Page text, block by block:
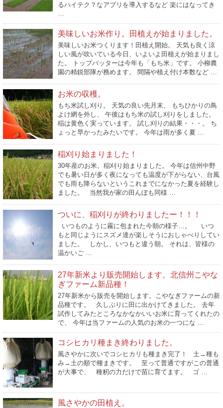
るハイテク？なアプリを導入するなど 楽にはなってき
美味しいお米作り。田植えが始まりました。
美味しいお米つくります！田植え開始。 天気も良く涼
しい風が吹いている今日、いよいよ田植えが始まりまし
た。 トップバッターは今年も「もち米」です。 小柳農
園の精鋭部隊が務めます。 間隔や植え付け本数など …
お米の収穫。
もち米試し刈り。 天気の良い先月末、 もちひかりの鳥
よけ網を外し、 午後はもち米の試し刈りをしました。
稲は黄色く実っています。 試し刈りの結果・・・。 ち
ょっと早かったみたいです。 今年は雨が多く夏 …
稲刈り始まりました！
30年産のお米。稲刈り始まりました。 今年は信州中野
でも暑い日が多く夜になっても温度が下がらない、台風
でも雨も降らないというこれまでになかった夏を経験し
ました。 当然我が家の田んぼも同様 …
ついに、稲刈りが終わりましたー！！！
いつものように霧に包まれた今朝の様子…。 いつ
もと同じようにスズメ達が楽しそうにおしゃべりしてい
ました。 しかし、いつもと違う朝。 それは、皆様の
温かいご …
27年新米より販売開始します。北信州こやな
ぎファーム新品種！
27年新米から販売を開始します。こやなぎファームの新
品種です。 久しぶりに田に出かけてきました。 去年
試作してみたところなかなかいいお米に育ってくれたの
で、 今年は当ファームの人気のお米の一つにな …
コシヒカリ種まき終わりました。
風さやかに次いでコシヒカリも種まき完了！ 土→種も
み→土の順で種まきです。 至って普通ですがこの普通
が大事で、 種籾の力だけで苗に育てます。 ゴ …
風さやかの田植え。